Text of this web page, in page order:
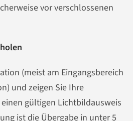
vor verschlossenen
(meist am Eingangsbereich
und zeigen Sie Ihre
gültigen Lichtbildausweis
ist die Übergabe in unter 5